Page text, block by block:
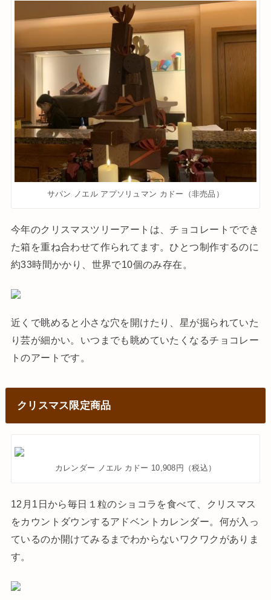
サパン ノエル アプソリュマン カドー（非売品）
今年のクリスマスツリーアートは、チョコレートででき
た箱を重ね合わせて作られてます。ひとつ制作するのに
約33時間かかり、世界で10個のみ存在。
近くで眺めると小さな穴を開けたり、星が掘られていた
り芸が細かい。いつまでも眺めていたくなるチョコレー
トのアートです。
クリスマス限定商品
カレンダー ノエル カドー 10,908円（税込）
12月1日から毎日１粒のショコラを食べて、クリスマス
をカウントダウンするアドベントカレンダー。何が入っ
ているのか開けてみるまでわからないワクワクがありま
す。